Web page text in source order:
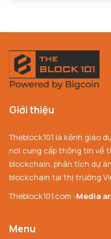
Giới thiệu
Theblock101 là kênh giáo
nơi cung cấp thông tin về
blockchain, phân tích dự
blockchain tại thị trường
Theblock101.com -Media
Menu